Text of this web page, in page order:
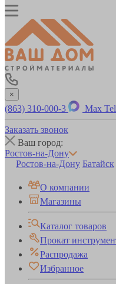
×
(863) 310-000-3 Max
Заказать звонок
Ваш город:
Ростов-на-Дону
Ростов-на-Дону Батайск
О компании
Магазины
Каталог товаров
Прокат
Распродажа
Избранное